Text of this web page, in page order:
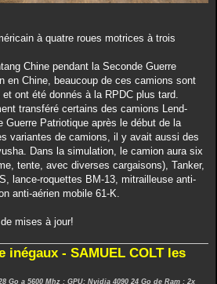
à quatre roues motrices à trois
Chine pendant la Seconde Guerre
en Chine, beaucoup de ces camions sont
ont été donnés à la RPDC plus tard.
transféré certains des camions Lend-
Guerre Patriotique après le début de la
variantes de camions, il y avait aussi des
Dans la simulation, le camion aura six
tente, avec diverses cargaisons), Tanker,
lance-roquettes BM-13, mitrailleuse anti-
anti-aérien mobile 61-K.
mises à jour!
inégaux - SAMUEL COLT les
Go a 5600 Mhz : GPU: Nvidia 4090 24 Go de Ram : 2x